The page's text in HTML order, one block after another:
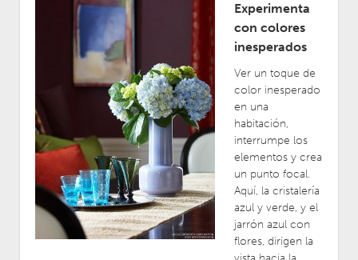
Experimenta
con colores
inesperados
Ver un toque de
color inesperado
en una
habitación,
interrumpe los
elementos y crea
un punto focal.
Aquí, la cristalería
azul y verde, y el
jarrón azul con
flores, dirigen la